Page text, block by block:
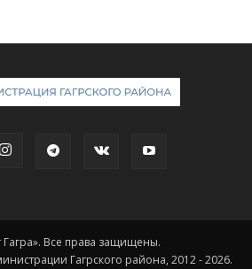
Гагра». Все права защищены.
Гагрского района, 2012 - 2026.